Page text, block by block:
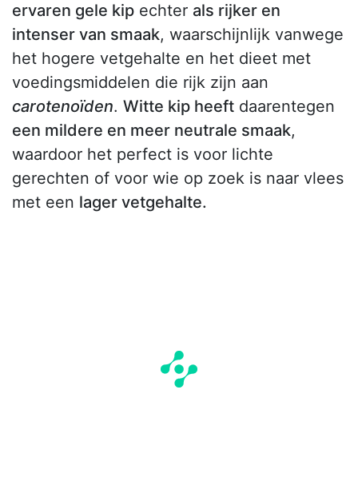
ervaren gele kip echter als rijker en
intenser van smaak, waarschijnlijk vanwege
het hogere vetgehalte en het dieet met
voedingsmiddelen die rijk zijn aan
carotenoïden. Witte kip heeft daarentegen
een mildere en meer neutrale smaak,
waardoor het perfect is voor lichte
gerechten of voor wie op zoek is naar vlees
met een lager vetgehalte.